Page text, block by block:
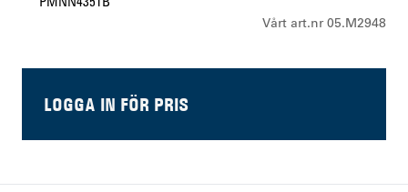
PMNN4351B
Vårt art.nr 05.M2948
LOGGA IN FÖR PRIS